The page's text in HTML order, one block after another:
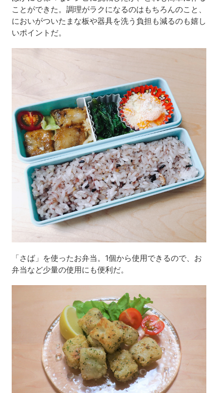
ことができた。調理がラクになるのはもちろんのこと、
においがついたまな板や器具を洗う負担も減るのも嬉し
いポイントだ。
「さば」を使ったお弁当。1個から使用できるので、お
弁当など少量の使用にも便利だ。